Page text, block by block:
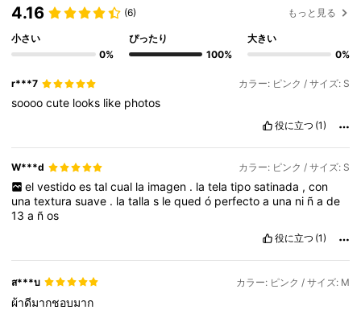
4.16 (6) もっと見る
小さい
0%
ぴったり
100%
大きい
0%
r***7 カラー: ピンク / サイズ: S
soooocute looks like photos
役に立つ (1)
W***d カラー: ピンク / サイズ: S
el vestido es tal cual la imagen . la tela tipo satinada , con
unatexturasuave . latallas lequedó perfectoa una ni ñade
13a ños
役に立つ (1)
ส***บ カラー: ピンク / サイズ: M
ผ้าดีมากชอบมาก